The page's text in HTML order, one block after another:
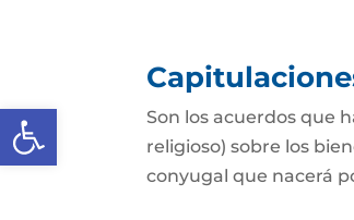
Abrir barra de herramientas
Son los acuerdos que
religioso) sobre los
conyugal que nacerá